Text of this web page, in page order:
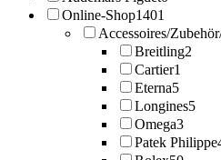
Online-Shop1401
Accessoires/
Breitling2
Cartier1
Eterna5
Longines5
Omega3
Patek Philippe